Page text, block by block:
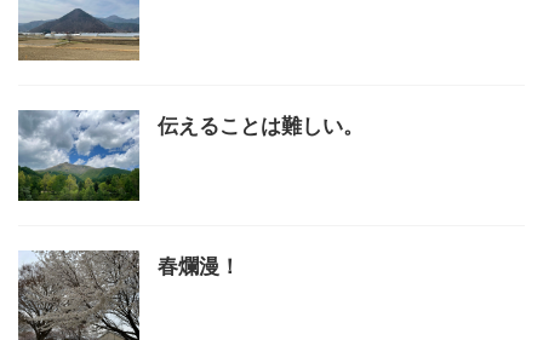
伝えることは難しい。
春爛漫！